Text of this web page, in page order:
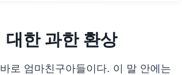
한 과한 환상
로 엄마친구아들이다. 이 말 안에는